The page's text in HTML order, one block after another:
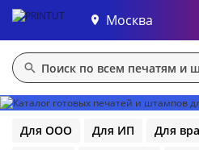
Москва
Для ООО Для ИП Для